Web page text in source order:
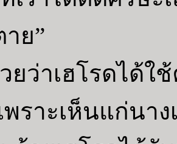
ย”
ยว่าเฮโรดได้
พราะเห็นแก่นา